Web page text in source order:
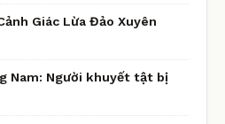
Giác Lừa Đảo Xuyên
Nam: Người khuyết tật bị